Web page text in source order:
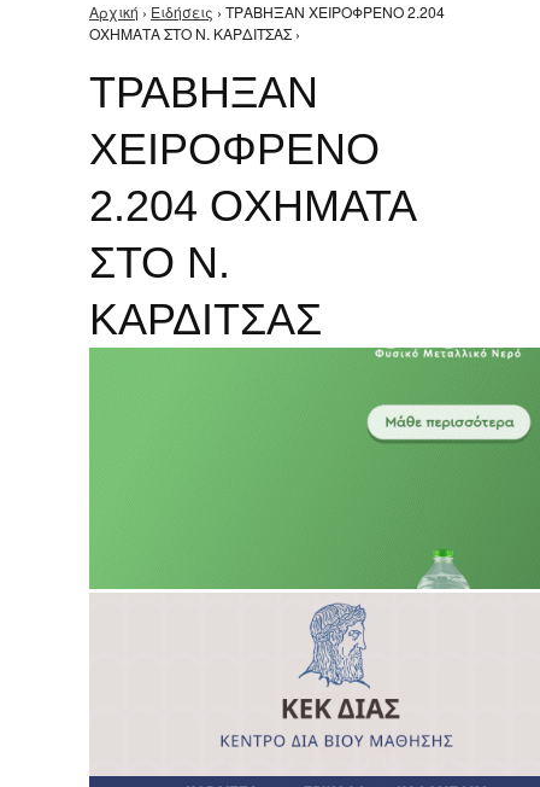
Είστε εδώ
Αρχική › Ειδήσεις › ΤΡΑΒΗΞΑΝ ΧΕΙΡΟΦΡΕΝΟ 2.204
ΟΧΗΜΑΤΑ ΣΤΟ Ν. ΚΑΡΔΙΤΣΑΣ ›
ΤΡΑΒΗΞΑΝ
ΧΕΙΡΟΦΡΕΝΟ
2.204 ΟΧΗΜΑΤΑ
ΣΤΟ Ν.
ΚΑΡΔΙΤΣΑΣ